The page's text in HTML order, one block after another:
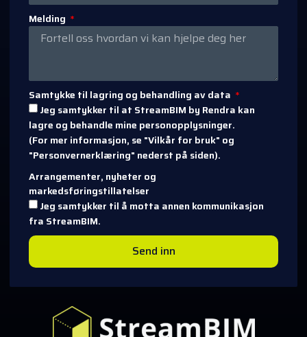
Melding
Samtykke til lagring og behandling av data
Jeg samtykker til at StreamBIM by Rendra kan
lagre og behandle mine personopplysninger.
(For mer informasjon, se "Vilkår for bruk" og
"Personvernerklæring" nederst på siden).
Arrangementer, nyheter og
markedsføringstillatelser
Jeg samtykker til å motta annen kommunikasjon
fra StreamBIM.
Send inn